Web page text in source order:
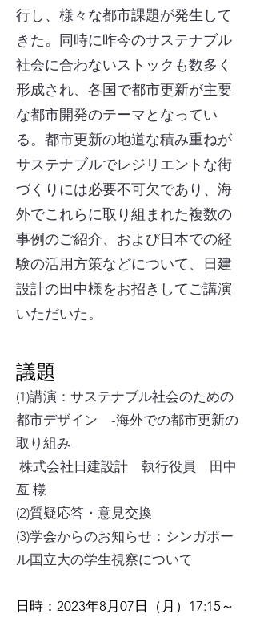
行し、様々な都市課題が発生して
きた。同時に昨今のサステナブル
社会に合わないストックも数多く
形成され、各国で都市更新が主要
な都市開発のテーマとなってい
る。都市更新の地道な積み重ねが
サステナブルでレジリエントな街
づくりには必要不可欠であり、海
外でこれらに取り組まれた複数の
事例のご紹介、および日本での経
験の活用方策などについて、日建
設計の田中様をお招きしてご講演
いただいた。
​議題
(1)講演：サステナブル社会のための
都市デザイン -海外での都市更新の
取り組み-
株式会社日建設計 執行役員 田中
亙 様
(2)質疑応答・意見交換
(3)学会からのお知らせ：シンガポー
ル国立大の学生視察について
日時：2023年8月07日（月）17:15～